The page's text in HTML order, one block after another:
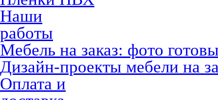
Наши
работы
Мебель на заказ: фото
Дизайн-проекты мебели на
Оплата и